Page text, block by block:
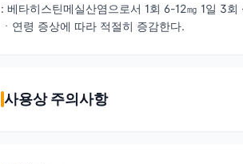
: 베타히스틴메실산염으로서 1회 6-12㎎ 1일 3
ㆍ연령 증상에 따라 적절히 증감한다.
사용상 주의사항